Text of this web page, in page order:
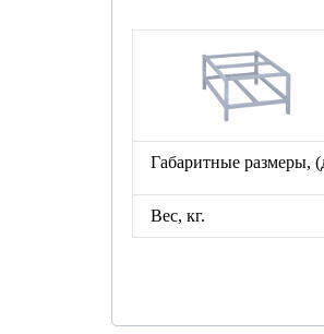
Габаритные размеры,
Вес, кг.